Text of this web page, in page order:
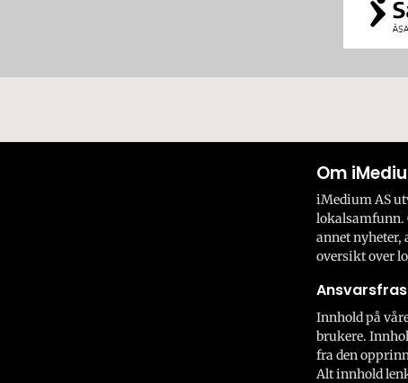
Om
iMedium AS
lokalsamfunn.
annet nyheter,
oversikt over
Innhold på
brukere.
fra den
Alt innhold